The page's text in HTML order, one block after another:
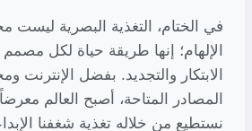
في الختام، التغذية البصرية ليست
الإلهام؛ إنها طريقة حياة لكل
الابتكار والتجديد. بفضل
المصادر المتاحة، أصبح العالم
نستطيع من خلاله تغذية شغفنا